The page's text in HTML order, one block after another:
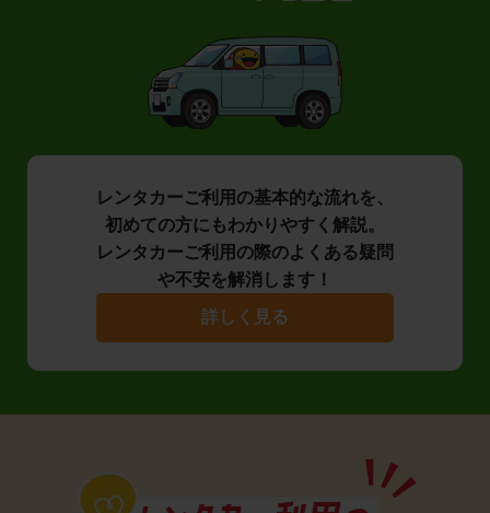
レンタカーご利用の基本的な流れを、
初めての方にもわかりやすく解説。
レンタカーご利用の際のよくある疑問
や不安を解消します！
詳しく見る